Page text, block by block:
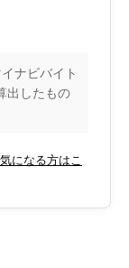
ナビバイト
出したもの
になる方はこ